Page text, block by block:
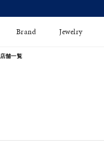
Brand Jewelry
店舗一覧